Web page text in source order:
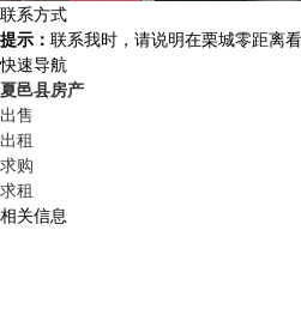
联系方式
提示： 联系我时，请说明在栗城零距离
快速导航
夏邑县房产
出售
出租
求购
求租
相关信息